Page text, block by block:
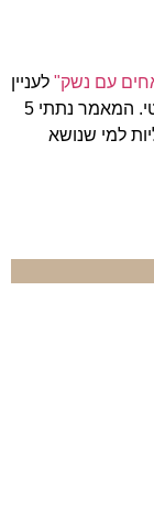
עם נשק" לעניין
התנהלות עם נשק בחיי היום יום מהצד המשפטי. המאמר נתתי 5
למי שנושא